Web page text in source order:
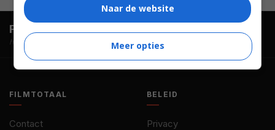
FilmTotaal.
hosted by
FILMTOTAAL
Contact
BELEID
Privacy
Naar de website
Meer opties